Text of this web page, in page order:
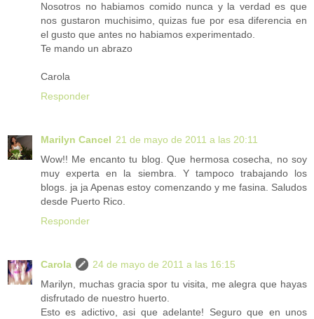
Nosotros no habiamos comido nunca y la verdad es que
nos gustaron muchisimo, quizas fue por esa diferencia en
el gusto que antes no habiamos experimentado.
Te mando un abrazo
Carola
Responder
Marilyn Cancel 21 de mayo de 2011 a las 20:11
Wow!! Me encanto tu blog. Que hermosa cosecha, no soy
muy experta en la siembra. Y tampoco trabajando los
blogs. ja ja Apenas estoy comenzando y me fasina. Saludos
desde Puerto Rico.
Responder
Carola
24 de mayo de 2011 a las 16:15
Marilyn, muchas gracia spor tu visita, me alegra que hayas
disfrutado de nuestro huerto.
Esto es adictivo, asi que adelante! Seguro que en unos